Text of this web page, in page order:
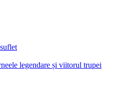
legendare și viitorul trupei